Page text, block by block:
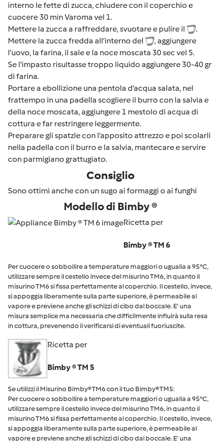
interno le fette di zucca, chiudere con il coperchio e
cuocere 30 min Varoma vel 1.
Mettere la zucca a raffreddare, svuotare e pulire il
.
Mettere la zucca fredda all’interno del
, aggiungere
l’uovo, la farina, il sale e la noce moscata 30 sec vel 5.
Se l’impasto risultasse troppo liquido aggiungere 30-40 gr
di farina.
Portare a ebollizione una pentola d’acqua salata, nel
frattempo in una padella scogliere il burro con la salvia e
della noce moscata, aggiungere 1 mestolo di acqua di
cottura e far restringere leggermente.
Preparare gli spatzle con l’apposito attrezzo e poi scolarli
nella padella con il burro e la salvia, mantecare e servire
con parmigiano grattugiato.
Consiglio
Sono ottimi anche con un sugo ai formaggi o ai funghi
Modello di Bimby ®
Ricetta per
Bimby ® TM 6
Per cuocere o sobbollire a temperature maggiori o ugualia a 95°C,
utilizzare sempre il cestello invece del misurino TM6, in quanto il
misurino TM6 si fissa perfettamente al coperchio. Il cestello, invece,
si appoggia liberamente sulla parte superiore, è permeabile al
vapore e previene anche gli schizzi di cibo dal boccale. E' una
misura semplice ma necessaria che difficilmente influirà sulla resa
in cottura, prevenendo il verificarsi di eventuali fuoriuscite.
Ricetta per
Bimby ® TM 5
Se utilizzi il Misurino Bimby® TM6 con il tuo Bimby® TM5:
Per cuocere o sobbollire a temperature maggiori o ugualia a 95°C,
utilizzare sempre il cestello invece del misurino TM6, in quanto il
misurino TM6 si fissa perfettamente al coperchio. Il cestello, invece,
si appoggia liberamente sulla parte superiore, è permeabile al
vapore e previene anche gli schizzi di cibo dal boccale. E' una